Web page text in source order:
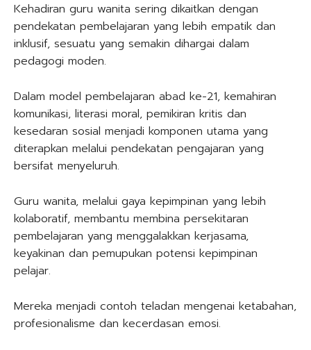
Kehadiran guru wanita sering dikaitkan dengan
pendekatan pembelajaran yang lebih empatik dan
inklusif, sesuatu yang semakin dihargai dalam
pedagogi moden.
Dalam model pembelajaran abad ke-21, kemahiran
komunikasi, literasi moral, pemikiran kritis dan
kesedaran sosial menjadi komponen utama yang
diterapkan melalui pendekatan pengajaran yang
bersifat menyeluruh.
Guru wanita, melalui gaya kepimpinan yang lebih
kolaboratif, membantu membina persekitaran
pembelajaran yang menggalakkan kerjasama,
keyakinan dan pemupukan potensi kepimpinan
pelajar.
Mereka menjadi contoh teladan mengenai ketabahan,
profesionalisme dan kecerdasan emosi.